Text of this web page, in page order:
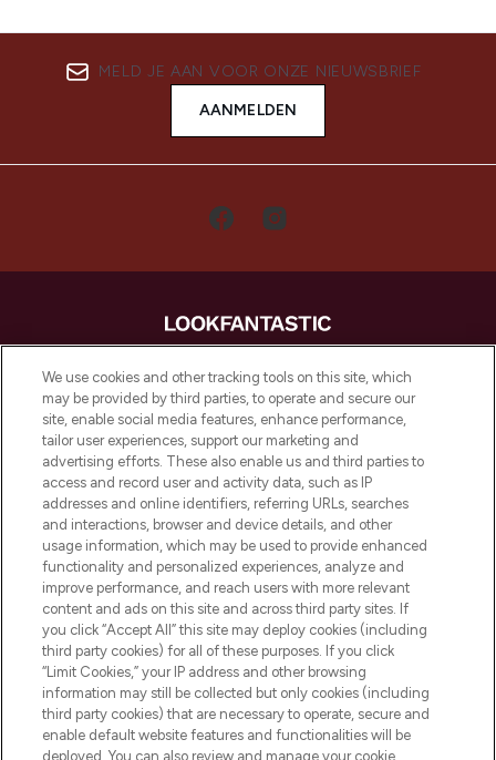
MELD JE AAN VOOR ONZE NIEUWSBRIEF
AANMELDEN
LOOKFANTASTIC is de ultieme online
beautybestemming van Europa, met de
beste huidverzorging, haarproducten en
make-up van meer dan 200 topmerken.
Shop online of via de app, met gratis
verzending vanaf €40.
Cookie-toestemming
Do Not Sell or Share My Personal
Information
HELP & INFORMATIE
BEDRIJFSINFORMATIE
We use cookies and other tracking tools on this site, which
may be provided by third parties, to operate and secure our
site, enable social media features, enhance performance,
tailor user experiences, support our marketing and
advertising efforts. These also enable us and third parties to
access and record user and activity data, such as IP
addresses and online identifiers, referring URLs, searches
and interactions, browser and device details, and other
usage information, which may be used to provide enhanced
functionality and personalized experiences, analyze and
improve performance, and reach users with more relevant
content and ads on this site and across third party sites. If
you click “Accept All” this site may deploy cookies (including
third party cookies) for all of these purposes. If you click
“Limit Cookies,” your IP address and other browsing
information may still be collected but only cookies (including
third party cookies) that are necessary to operate, secure and
enable default website features and functionalities will be
deployed. You can also review and manage your cookie